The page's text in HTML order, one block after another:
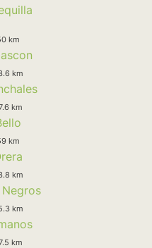
km
km
km
km
km
Negros
km
km